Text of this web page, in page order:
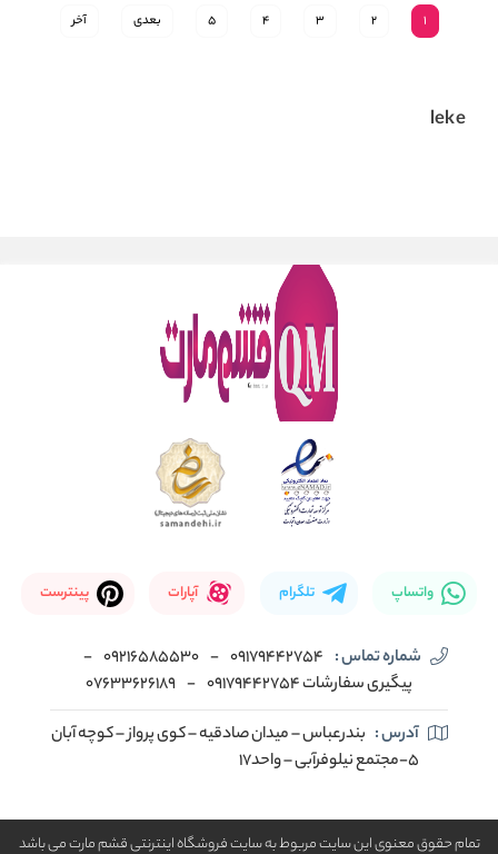
1
2
3
4
5 بعدی آخر
leke
واتساپ تلگرام آپارات پینترست
شماره تماس : 09179442754
-
09216585530
-
پیگیری سفارشات 09179442754
-
07633626189
آدرس : بندرعباس – میدان صادقیه – کوی پرواز – کوچه آبان
5-مجتمع نیلوفرآبی – واحد17
تمام حقوق معنوی این سایت مربوط به سایت فروشگاه اینترنتی قشم مارت می باشد